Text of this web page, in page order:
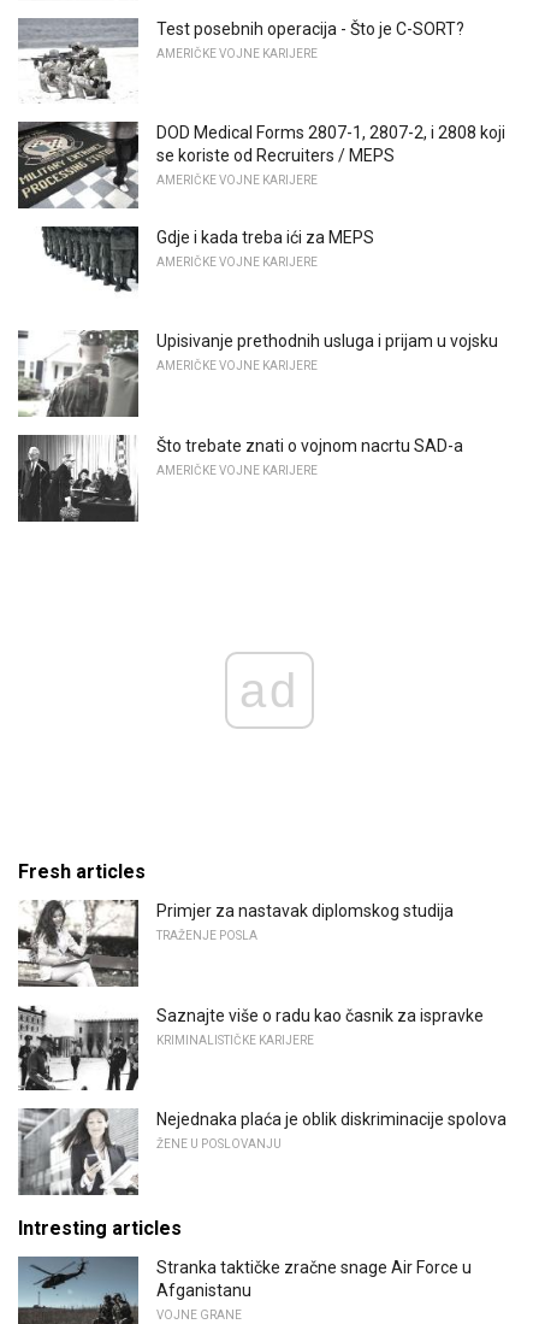
Test posebnih operacija - Što je C-SORT?
AMERIČKE VOJNE KARIJERE
DOD Medical Forms 2807-1, 2807-2, i 2808 koji
se koriste od Recruiters / MEPS
AMERIČKE VOJNE KARIJERE
Gdje i kada treba ići za MEPS
AMERIČKE VOJNE KARIJERE
Upisivanje prethodnih usluga i prijam u vojsku
AMERIČKE VOJNE KARIJERE
Što trebate znati o vojnom nacrtu SAD-a
AMERIČKE VOJNE KARIJERE
ad
Fresh articles
Primjer za nastavak diplomskog studija
TRAŽENJE POSLA
Saznajte više o radu kao časnik za ispravke
KRIMINALISTIČKE KARIJERE
Nejednaka plaća je oblik diskriminacije spolova
ŽENE U POSLOVANJU
Intresting articles
Stranka taktičke zračne snage Air Force u
Afganistanu
VOJNE GRANE